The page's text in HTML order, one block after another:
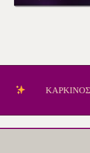
ΚΑΡΚΙΝΟΣ